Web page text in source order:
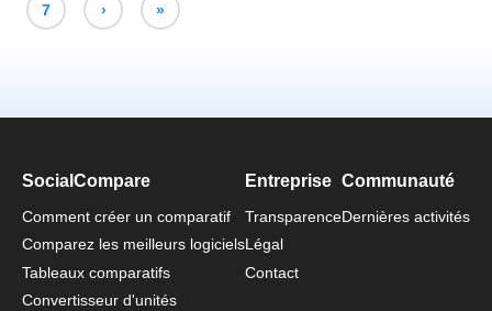
7 › »
SocialCompare
Comment créer un comparatif
Comparez les meilleurs logiciels
Tableaux comparatifs
Convertisseur d'unités
Entreprise
Transparence
Légal
Contact
Communauté
Dernières activités